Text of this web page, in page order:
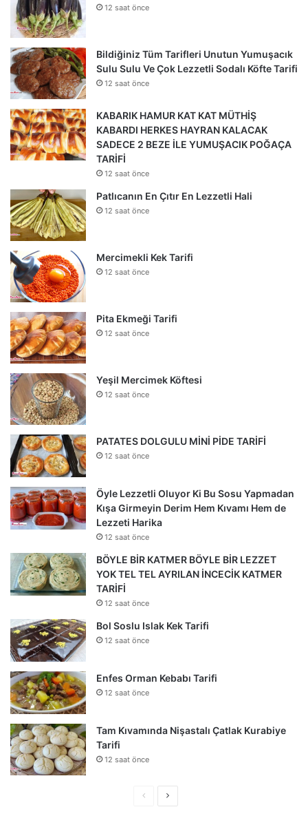
12 saat önce
Bildiğiniz Tüm Tarifleri Unutun Yumuşacık
Sulu Sulu Ve Çok Lezzetli Sodalı Köfte Tarifi
12 saat önce
KABARIK HAMUR KAT KAT MÜTHİŞ
KABARDI HERKES HAYRAN KALACAK
SADECE 2 BEZE İLE YUMUŞACIK POĞAÇA
TARİFİ
12 saat önce
Patlıcanın En Çıtır En Lezzetli Hali
12 saat önce
Mercimekli Kek Tarifi
12 saat önce
Pita Ekmeği Tarifi
12 saat önce
Yeşil Mercimek Köftesi
12 saat önce
PATATES DOLGULU MİNİ PİDE TARİFİ
12 saat önce
Öyle Lezzetli Oluyor Ki Bu Sosu Yapmadan
Kışa Girmeyin Derim Hem Kıvamı Hem de
Lezzeti Harika
12 saat önce
BÖYLE BİR KATMER BÖYLE BİR LEZZET
YOK TEL TEL AYRILAN İNCECİK KATMER
TARİFİ
12 saat önce
Bol Soslu Islak Kek Tarifi
12 saat önce
Enfes Orman Kebabı Tarifi
12 saat önce
Tam Kıvamında Nişastalı Çatlak Kurabiye
Tarifi
12 saat önce
ÖncekiSonraki